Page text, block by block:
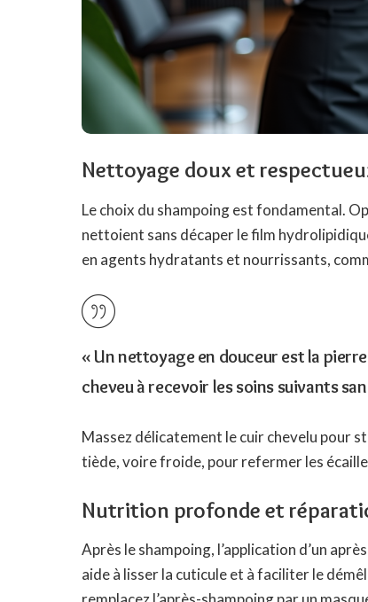
Nettoyage doux et
Le choix du shampoing est fondamental.
nettoient sans décaper le film
en agents hydratants et nourrissants,
« Un nettoyage en douceur est la
cheveu à recevoir les soins suivants
Massez délicatement le cuir chevelu pour
tiède, voire froide, pour refermer les
Nutrition profonde et
Après le shampoing, l’application d’un
aide à lisser la cuticule et à faciliter le